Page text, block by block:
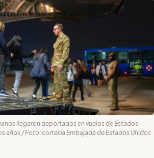
llegaron deportados en vuelos de Estados
años / Foto: cortesía Embajada de Estados Unidos